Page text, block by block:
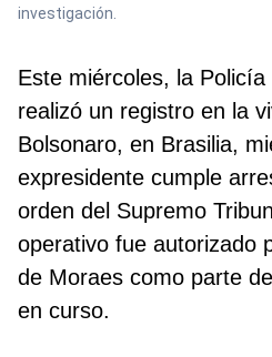
investigación.
Este miércoles, la Policía
realizó un registro en la
Bolsonaro, en Brasilia,
expresidente cumple
orden del Supremo
operativo fue autorizado
de Moraes como parte
en curso.